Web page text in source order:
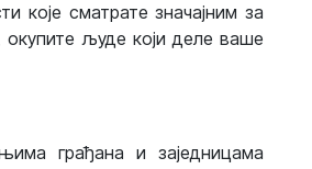
које сматрате значајним за
окупите људе који деле ваше
грађана и заједницама